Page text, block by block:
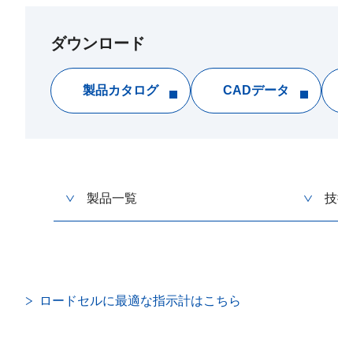
ダウンロード
製品カタログ CADデータ
製品一覧
ロードセルに最適な指示計はこちら